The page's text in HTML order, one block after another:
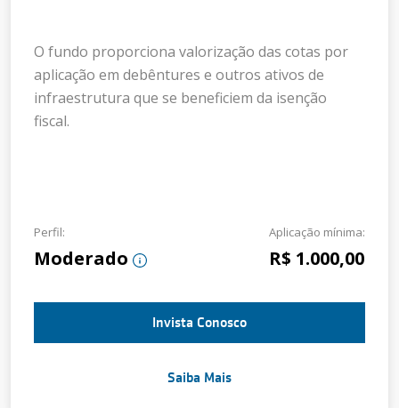
O fundo proporciona valorização das cotas por
aplicação em debêntures e outros ativos de
infraestrutura que se beneficiem da isenção
fiscal.
Perfil:
Moderado
Aplicação mínima:
R$ 1.000,00
Invista Conosco
Saiba Mais